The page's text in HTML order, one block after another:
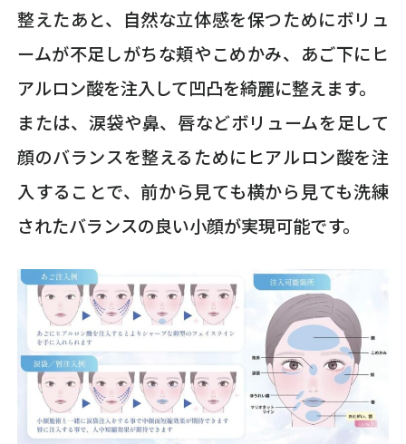
整えたあと、自然な立体感を保つためにボリュ
ームが不足しがちな頬やこめかみ、あご下にヒ
アルロン酸を注入して凹凸を綺麗に整えます。
または、涙袋や鼻、唇などボリュームを足して
顔のバランスを整えるためにヒアルロン酸を注
入することで、前から見ても横から見ても洗練
されたバランスの良い小顔が実現可能です。